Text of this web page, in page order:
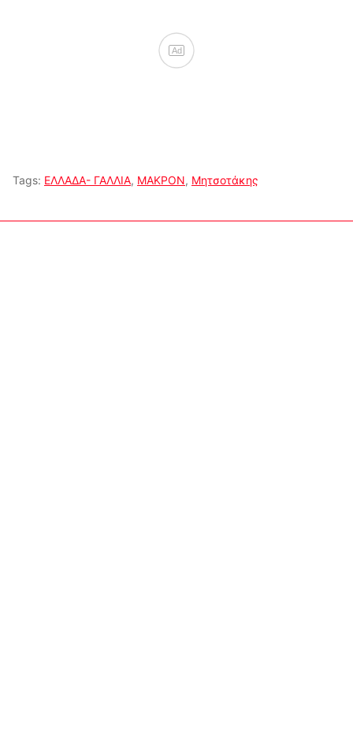
Ad
Tags: ΕΛΛΑΔΑ- ΓΑΛΛΙΑ, ΜΑΚΡΟΝ, Μητσοτάκης